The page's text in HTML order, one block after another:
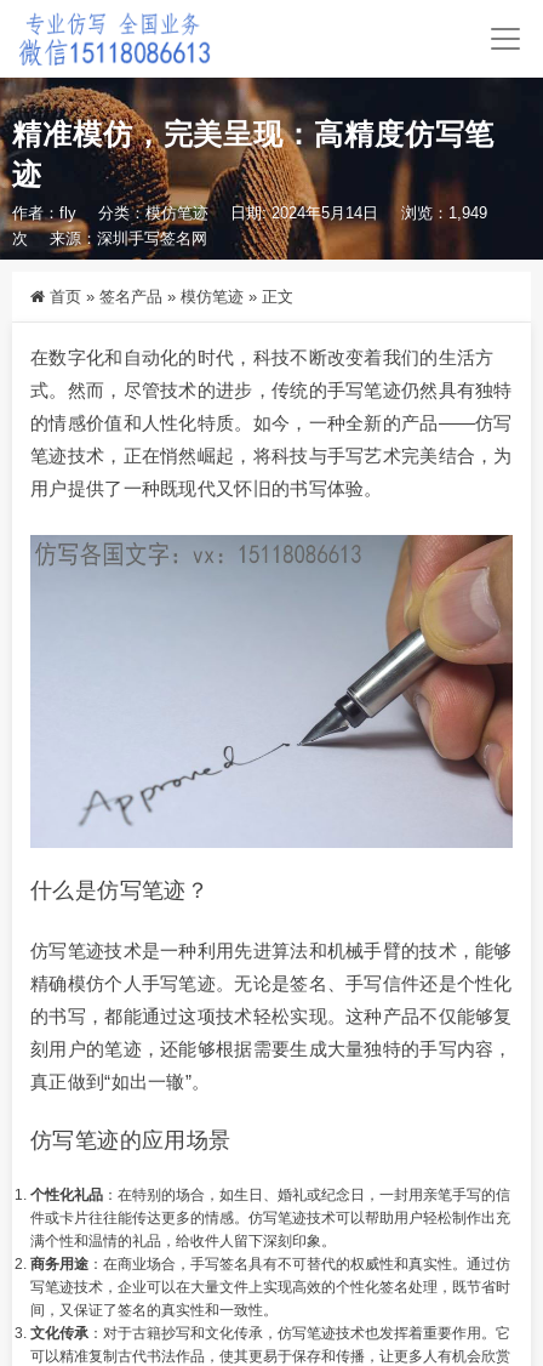
精准模仿，完美呈现：高精度仿写笔
迹
作者：fly 分类：模仿笔迹 日期: 2024年5月14日
浏览：1,949
次
来源：深圳手写签名网
首页 » 签名产品 » 模仿笔迹 » 正文
在数字化和自动化的时代，科技不断改变着我们的生活方
式。然而，尽管技术的进步，传统的手写笔迹仍然具有独特
的情感价值和人性化特质。如今，一种全新的产品——仿写
笔迹技术，正在悄然崛起，将科技与手写艺术完美结合，为
用户提供了一种既现代又怀旧的书写体验。
什么是仿写笔迹？
仿写笔迹技术是一种利用先进算法和机械手臂的技术，能够
精确模仿个人手写笔迹。无论是签名、手写信件还是个性化
的书写，都能通过这项技术轻松实现。这种产品不仅能够复
刻用户的笔迹，还能够根据需要生成大量独特的手写内容，
真正做到“如出一辙”。
仿写笔迹的应用场景
个性化礼品 ：在特别的场合，如生日、婚礼或纪念日，一封用亲笔手写的信
件或卡片往往能传达更多的情感。仿写笔迹技术可以帮助用户轻松制作出充
满个性和温情的礼品，给收件人留下深刻印象。
商务用途 ：在商业场合，手写签名具有不可替代的权威性和真实性。通过仿
写笔迹技术，企业可以在大量文件上实现高效的个性化签名处理，既节省时
间，又保证了签名的真实性和一致性。
文化传承 ：对于古籍抄写和文化传承，仿写笔迹技术也发挥着重要作用。它
可以精准复制古代书法作品，使其更易于保存和传播，让更多人有机会欣赏